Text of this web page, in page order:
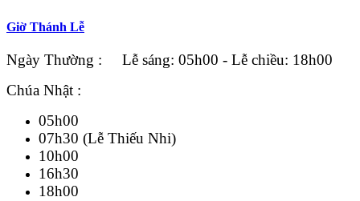
Giờ Thánh Lễ
Ngày Thường : Lễ sáng: 05h00 - Lễ chiều: 18h00
Chúa Nhật :
05h00
07h30 (Lễ Thiếu Nhi)
10h00
16h30
18h00